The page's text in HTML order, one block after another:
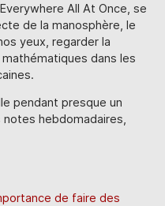
All At Once, se
de la manosphère, le
yeux, regarder la
dans les
pendant presque un
hebdomadaires,
de faire des